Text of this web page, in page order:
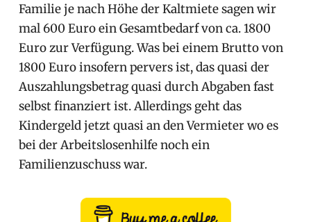
Familie je nach Höhe der Kaltmiete sagen wir
mal 600 Euro ein Gesamtbedarf von ca. 1800
Euro zur Verfügung. Was bei einem Brutto von
1800 Euro insofern pervers ist, das quasi der
Auszahlungsbetrag quasi durch Abgaben fast
selbst finanziert ist. Allerdings geht das
Kindergeld jetzt quasi an den Vermieter wo es
bei der Arbeitslosenhilfe noch ein
Familienzuschuss war.